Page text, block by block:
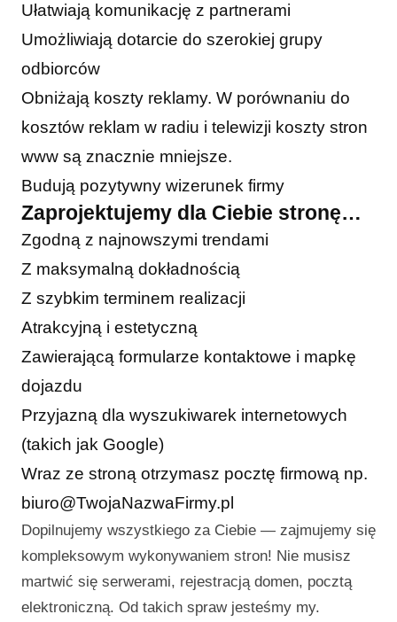
Ułatwiają komunikację z partnerami
Umożliwiają dotarcie do szerokiej grupy
odbiorców
Obniżają koszty reklamy. W porównaniu do
kosztów reklam w radiu i telewizji koszty stron
www są znacznie mniejsze.
Budują pozytywny wizerunek firmy
Zaprojektujemy dla Ciebie stronę…
Zgodną z najnowszymi trendami
Z maksymalną dokładnością
Z szybkim terminem realizacji
Atrakcyjną i estetyczną
Zawierającą formularze kontaktowe i mapkę
dojazdu
Przyjazną dla wyszukiwarek internetowych
(takich jak Google)
Wraz ze stroną otrzymasz pocztę firmową np.
biuro@TwojaNazwaFirmy.pl
Dopilnujemy wszystkiego za Ciebie — zajmujemy się
kompleksowym wykonywaniem stron! Nie musisz
martwić się serwerami, rejestracją domen, pocztą
elektroniczną. Od takich spraw jesteśmy my.